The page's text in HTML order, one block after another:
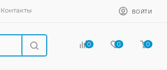
Контакты ВОЙТИ
0 0 0